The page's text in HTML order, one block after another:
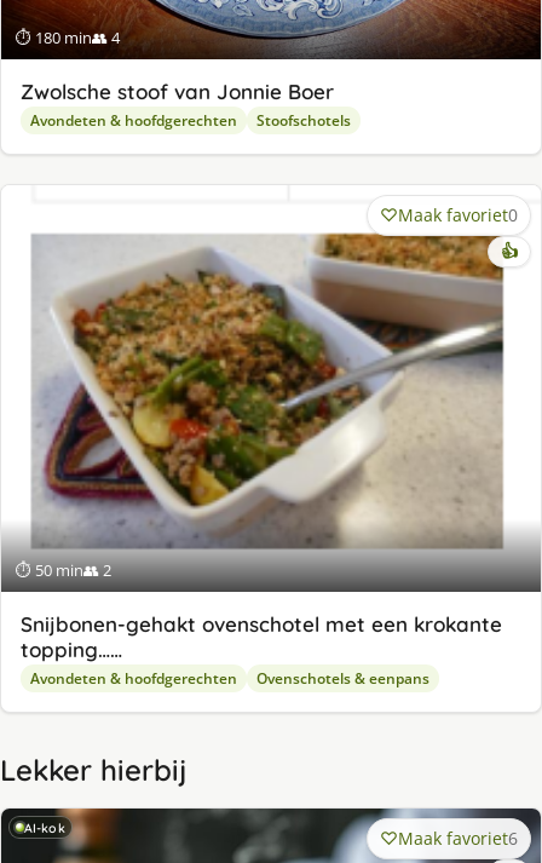
⏱ 180 min👥 4
Zwolsche stoof van Jonnie Boer
Avondeten & hoofdgerechten Stoofschotels
⏱ 50 min👥 2
Maak favoriet0
👍
Snijbonen-gehakt ovenschotel met een krokante
topping……
Avondeten & hoofdgerechten Ovenschotels & eenpans
Lekker hierbij
AI-kok Maak favoriet6